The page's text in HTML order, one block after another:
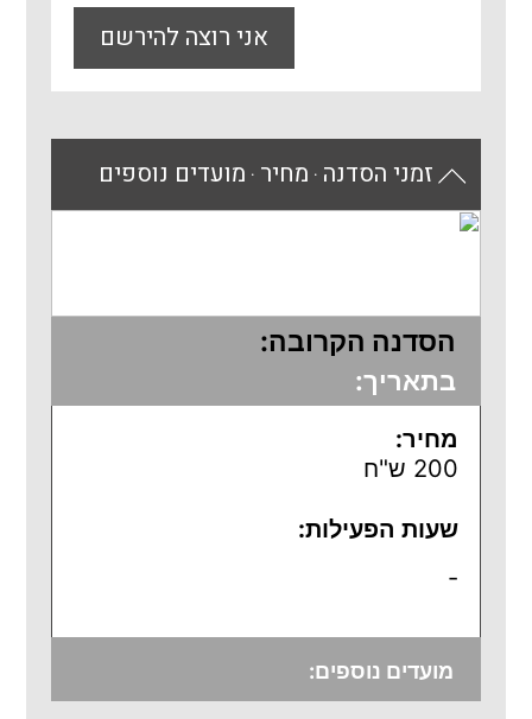
אני רוצה להירשם
זמני הסדנה ⚫ מחיר ⚫ מועדים נוספים
הסדנה הקרובה:
בתאריך:
מחיר:
200 ש"ח
שעות הפעילות:
-
מועדים נוספים: